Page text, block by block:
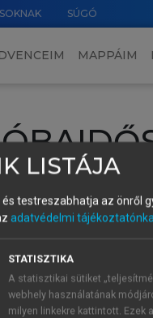
SÚGÓ
MAPPÁIM
lépj be a
Új felhasználóként1 óra
elindításához,
A regisztráció után a
LISTÁJA
testreszabhatja az önről
adatvédelmi
STATISZTIKA
A statisztikai sütiket
webhely használatának
milyen linkekre kattintott.